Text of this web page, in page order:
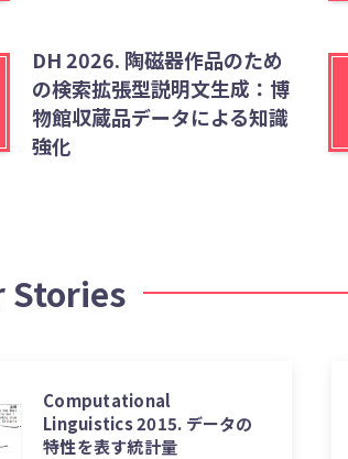
DH 2026. 陶磁器作品のため
の検索拡張型説明文生成：博
物館収蔵品データによる知識
強化
Stories
Computational
Linguistics 2015. データの
特性を表す統計量